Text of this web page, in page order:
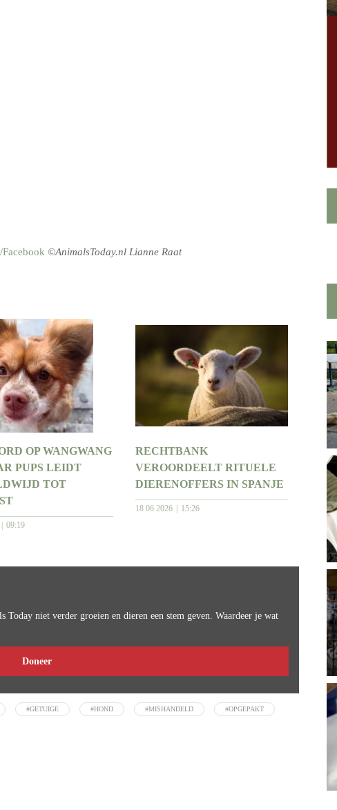
©AnimalsToday.nl Lianne Raat
OP WANGWANG
PUPS LEIDT
TOT
09:19
RECHTBANK
VEROORDEELT RITUELE
DIERENOFFERS IN SPANJE
18 06 2026 15:26
niet verder groeien en dieren een stem geven. Waardeer je wat
Doneer
#GETUIGE #HOND #MISHANDELD #OPGEPAKT